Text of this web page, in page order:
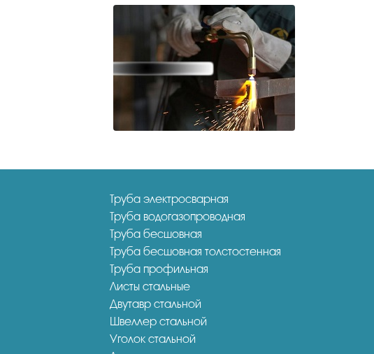
Труба электросварная
Труба водогазопроводная
Труба бесшовная
Труба бесшовная толстостенная
Труба профильная
Листы стальные
Двутавр стальной
Швеллер стальной
Уголок стальной